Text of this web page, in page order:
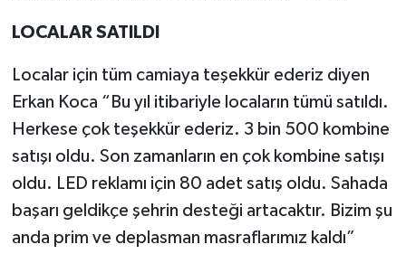
LOCALAR SATILDI
Localar için tüm camiaya teşekkür ederiz diyen
Erkan Koca “Bu yıl itibariyle locaların tümü satıldı.
Herkese çok teşekkür ederiz. 3 bin 500 kombine
satışı oldu. Son zamanların en çok kombine satışı
oldu. LED reklamı için 80 adet satış oldu. Sahada
başarı geldikçe şehrin desteği artacaktır. Bizim şu
anda prim ve deplasman masraflarımız kaldı”